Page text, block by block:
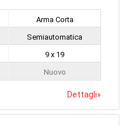
Arma Corta
Semiautomatica
9 x 19
Nuovo
Dettagli»